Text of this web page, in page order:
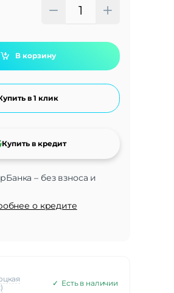
В корзину
в 1 клик
– без взноса и
о кредите
Купить в кредит
✓ Есть в наличии